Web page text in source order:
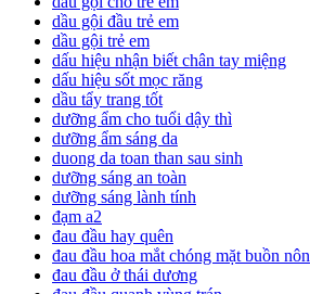
dầu gội đầu trẻ em
dầu gội trẻ em
dấu hiệu nhận biết chân tay miệng
dấu hiệu sốt mọc răng
dầu tẩy trang tốt
dưỡng ẩm cho tuổi dậy thì
dưỡng ẩm sáng da
duong da toan than sau sinh
dưỡng sáng an toàn
dưỡng sáng lành tính
đạm a2
đau đầu hay quên
đau đầu hoa mắt chóng mặt buồn nôn
đau đầu ở thái dương